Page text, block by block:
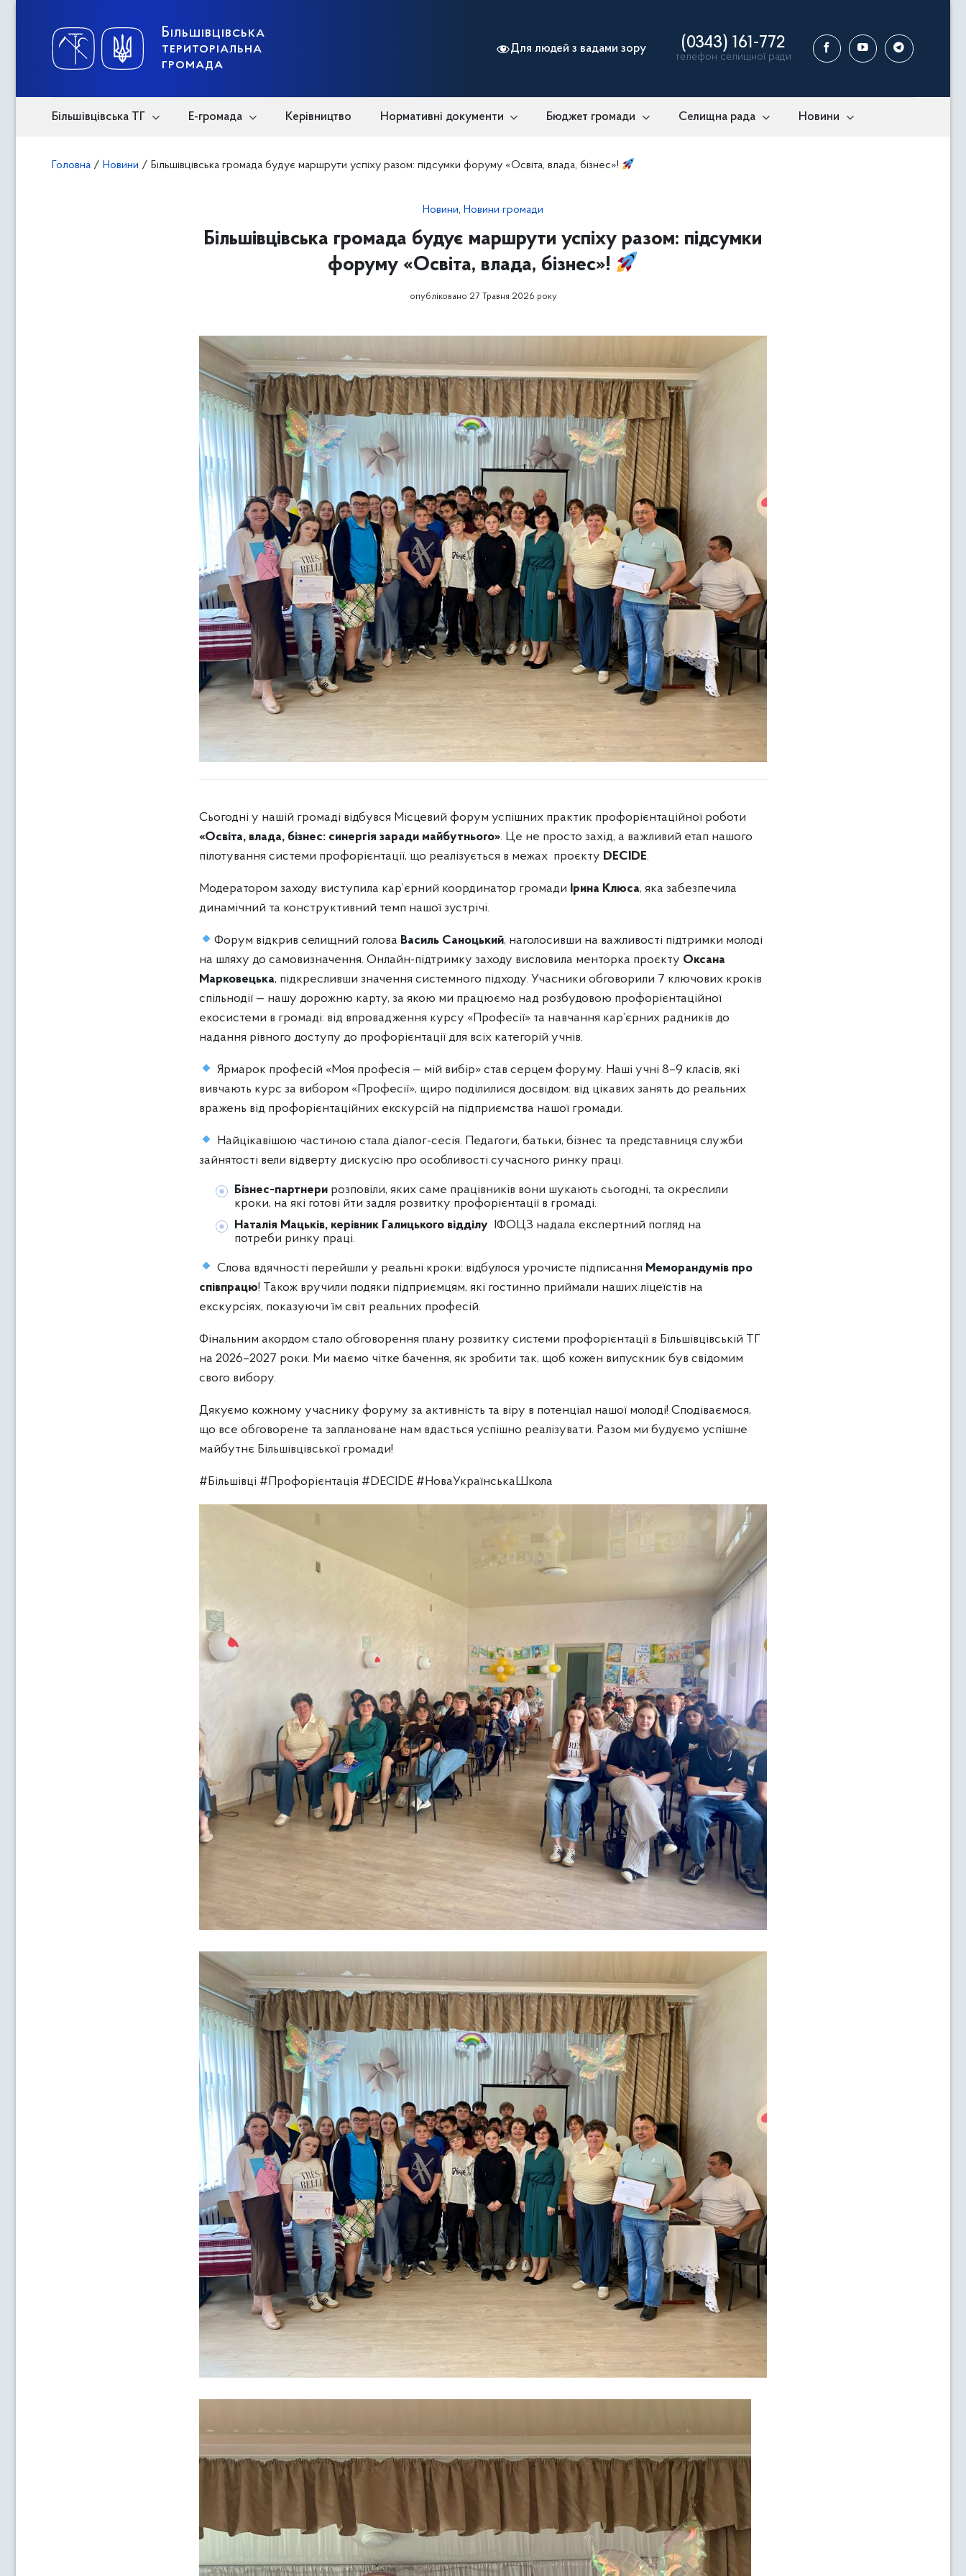
Більшівцівська
територіальна
громада
Для людей з вадами зору (0343) 161-772
телефон селищної ради
Більшівцівська ТГ Е-громада Керівництво Нормативні документи Бюджет громади Селищна рада Новини
Головна / Новини / Більшівцівська громада будує маршрути успіху разом: підсумки форуму «Освіта, влада, бізнес»!
Новини, Новини громади
Більшівцівська громада будує маршрути успіху разом: підсумки
форуму «Освіта, влада, бізнес»!
опубліковано 27 Травня 2026 року
Сьогодні у нашій громаді відбувся Місцевий форум успішних практик профорієнтаційної роботи
«Освіта, влада, бізнес: синергія заради майбутнього». Це не просто захід, а важливий етап нашого
пілотування системи профорієнтації, що реалізується в межах проєкту DECIDE.
Модератором заходу виступила кар’єрний координатор громади Ірина Клюса, яка забезпечила
динамічний та конструктивний темп нашої зустрічі.
Форум відкрив селищний голова Василь Саноцький, наголосивши на важливості підтримки молоді
на шляху до самовизначення. Онлайн-підтримку заходу висловила менторка проєкту Оксана
Марковецька, підкресливши значення системного підходу. Учасники обговорили 7 ключових кроків
спільнодії — нашу дорожню карту, за якою ми працюємо над розбудовою профорієнтаційної
екосистеми в громаді: від впровадження курсу «Професії» та навчання кар’єрних радників до
надання рівного доступу до профорієнтації для всіх категорій учнів.
Ярмарок професій «Моя професія — мій вибір» став серцем форуму. Наші учні 8–9 класів, які
вивчають курс за вибором «Професії», щиро поділилися досвідом: від цікавих занять до реальних
вражень від профорієнтаційних екскурсій на підприємства нашої громади.
Найцікавішою частиною стала діалог-сесія. Педагоги, батьки, бізнес та представниця служби
зайнятості вели відверту дискусію про особливості сучасного ринку праці.
Бізнес-партнерирозповіли, яких саме працівників вони шукають сьогодні, та окреслили
кроки, на які готові йти задля розвитку профорієнтації в громаді.
Наталія Мацьків, керівник Галицького відділу
ІФОЦЗ надала експертний погляд на
потреби ринку праці.
Слова вдячності перейшли у реальні кроки: відбулося урочисте підписання Меморандумів про
співпрацю! Також вручили подяки підприємцям, які гостинно приймали наших ліцеїстів на
екскурсіях, показуючи їм світ реальних професій.
Фінальним акордом стало обговорення плану розвитку системи профорієнтації в Більшівцівській ТГ
на 2026–2027 роки. Ми маємо чітке бачення, як зробити так, щоб кожен випускник був свідомим
свого вибору.
Дякуємо кожному учаснику форуму за активність та віру в потенціал нашої молоді! Сподіваємося,
що все обговорене та заплановане нам вдасться успішно реалізувати. Разом ми будуємо успішне
майбутнє Більшівцівської громади!
#Більшівці #Профорієнтація #DECIDE #НоваУкраїнськаШкола